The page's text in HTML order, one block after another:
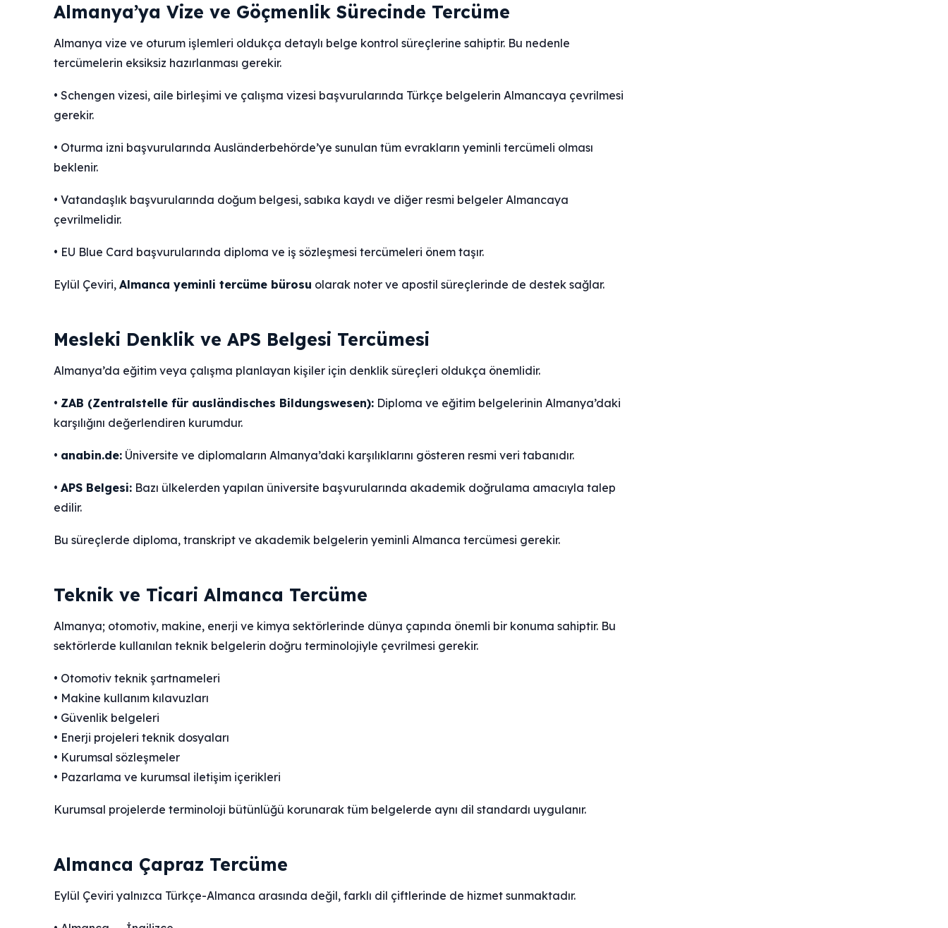
Almanya’ya Vize ve Göçmenlik Sürecinde Tercüme
Almanya vize ve oturum işlemleri oldukça detaylı belge kontrol süreçlerine sahiptir. Bu nedenle
tercümelerin eksiksiz hazırlanması gerekir.
• Schengen vizesi, aile birleşimi ve çalışma vizesi başvurularında Türkçe belgelerin Almancaya çevrilmesi
gerekir.
• Oturma izni başvurularında Ausländerbehörde’ye sunulan tüm evrakların yeminli tercümeli olması
beklenir.
• Vatandaşlık başvurularında doğum belgesi, sabıka kaydı ve diğer resmi belgeler Almancaya
çevrilmelidir.
• EU Blue Card başvurularında diploma ve iş sözleşmesi tercümeleri önem taşır.
Eylül Çeviri, Almanca yeminli tercüme bürosu olarak noter ve apostil süreçlerinde de destek sağlar.
Mesleki Denklik ve APS Belgesi Tercümesi
Almanya’da eğitim veya çalışma planlayan kişiler için denklik süreçleri oldukça önemlidir.
• ZAB (Zentralstelle für ausländisches Bildungswesen): Diploma ve eğitim belgelerinin Almanya’daki
karşılığını değerlendiren kurumdur.
• anabin.de: Üniversite ve diplomaların Almanya’daki karşılıklarını gösteren resmi veri tabanıdır.
• APS Belgesi: Bazı ülkelerden yapılan üniversite başvurularında akademik doğrulama amacıyla talep
edilir.
Bu süreçlerde diploma, transkript ve akademik belgelerin yeminli Almanca tercümesi gerekir.
Teknik ve Ticari Almanca Tercüme
Almanya; otomotiv, makine, enerji ve kimya sektörlerinde dünya çapında önemli bir konuma sahiptir. Bu
sektörlerde kullanılan teknik belgelerin doğru terminolojiyle çevrilmesi gerekir.
• Otomotiv teknik şartnameleri
• Makine kullanım kılavuzları
• Güvenlik belgeleri
• Enerji projeleri teknik dosyaları
• Kurumsal sözleşmeler
• Pazarlama ve kurumsal iletişim içerikleri
Kurumsal projelerde terminoloji bütünlüğü korunarak tüm belgelerde aynı dil standardı uygulanır.
Almanca Çapraz Tercüme
Eylül Çeviri yalnızca Türkçe-Almanca arasında değil, farklı dil çiftlerinde de hizmet sunmaktadır.